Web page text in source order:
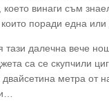
което винаги съм
поради една
тази далечна вече
са се скупчили
метра от